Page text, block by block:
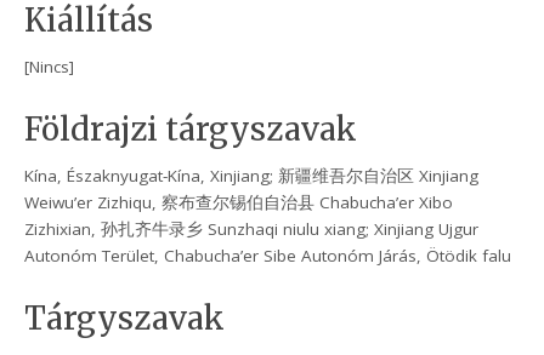
Kiállítás
[Nincs]
Földrajzi tárgyszavak
Kína, Északnyugat-Kína, Xinjiang; 新疆维吾尔自治区 Xinjiang
Weiwu’er Zizhiqu, 察布查尔锡伯自治县 Chabucha’er Xibo
Zizhixian, 孙扎齐牛录乡 Sunzhaqi niulu xiang; Xinjiang Ujgur
Autonóm Terület, Chabucha’er Sibe Autonóm Járás, Ötödik falu
Tárgyszavak